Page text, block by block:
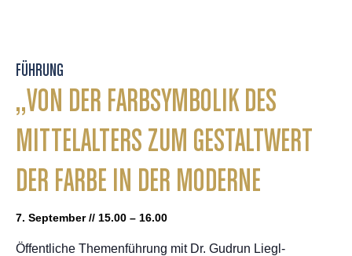
FÜHRUNG
„VON DER FARBSYMBOLIK DES
MITTELALTERS ZUM GESTALTWERT
DER FARBE IN DER MODERNE
7. September // 15.00 – 16.00
Öffentliche Themenführung mit Dr. Gudrun Liegl-